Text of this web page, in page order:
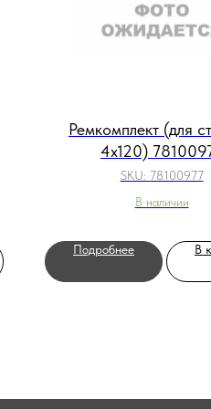
Ремкомплект (для
4x120)
SKU: 78100977
В наличии
Подробнее В